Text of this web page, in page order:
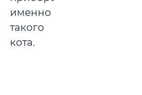
именно
такого
кота.